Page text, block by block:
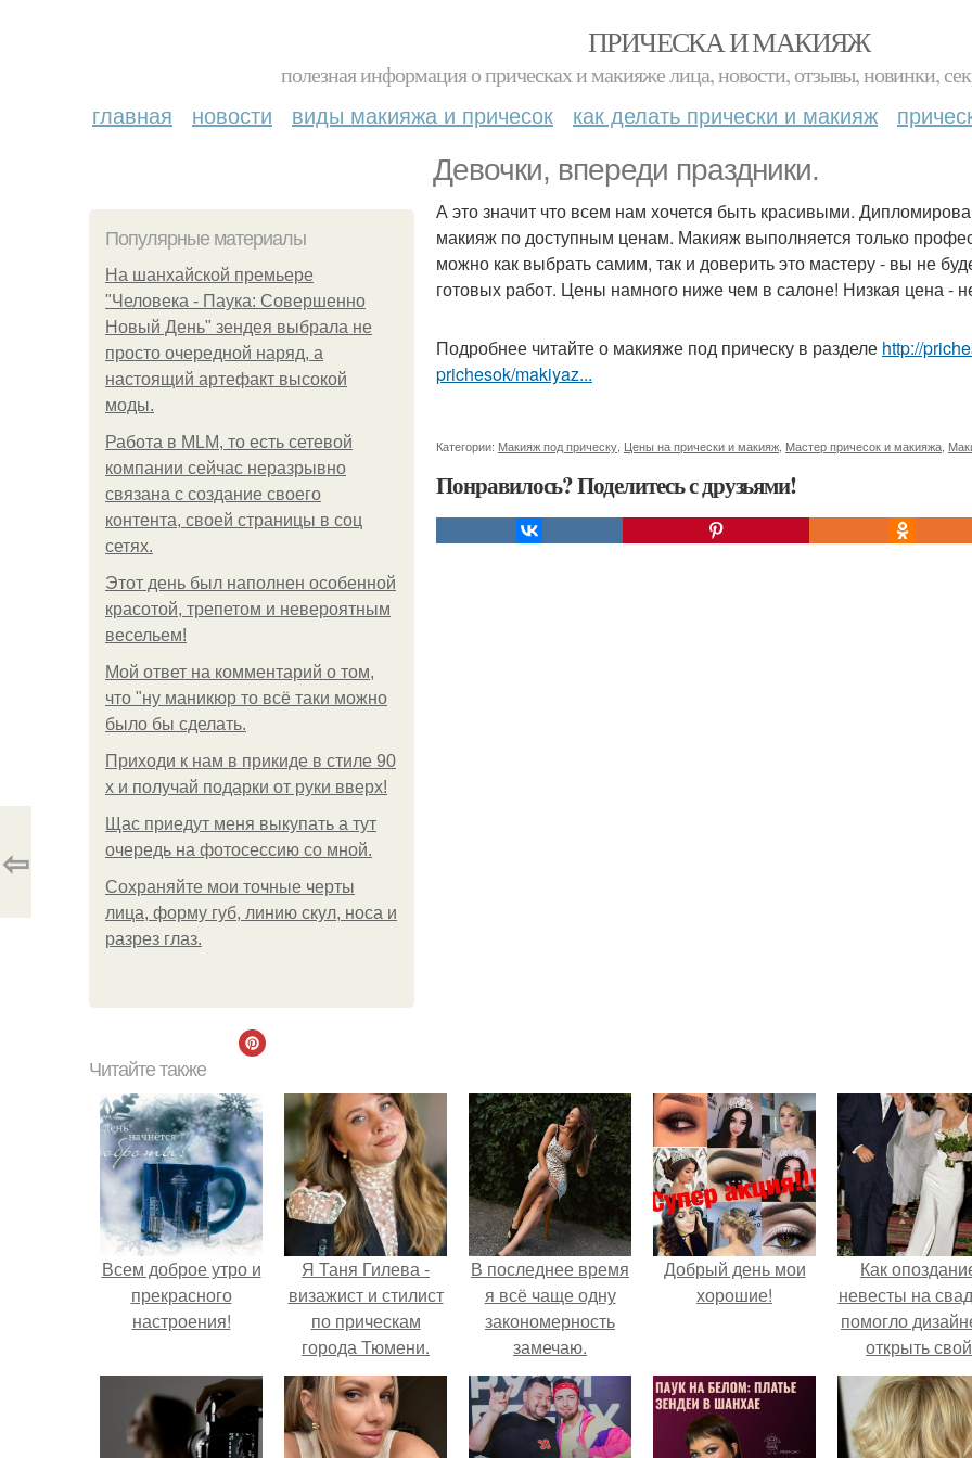
ПРИЧЕСКА И МАКИЯЖ
полезная информация о прическах и макияже лица, новости, отзывы, новинки,
главная новости виды макияжа и причесок как делать прически и макияж
Девочки, впереди праздники.
Популярные материалы
На шанхайской премьере
"Человека - Паука: Совершенно
Новый День" зендея выбрала не
просто очередной наряд, а
настоящий артефакт высокой
моды.
Работа в MLM, то есть сетевой
компании сейчас неразрывно
связана с создание своего
контента, своей страницы в соц
сетях.
Этот день был наполнен особенной
красотой, трепетом и невероятным
весельем!
Мой ответ на комментарий о том,
что "ну маникюр то всё таки можно
было бы сделать.
Приходи к нам в прикиде в стиле 90
х и получай подарки от руки вверх!
Щас приедут меня выкупать а тут
очередь на фотосессию со мной.
Сохраняйте мои точные черты
лица, форму губ, линию скул, носа и
разрез глаз.
А это значит что всем нам хочется быть красивыми.
макияж по доступным ценам. Макияж выполняется только
можно как выбрать самим, так и доверить это мастеру - вы не
готовых работ. Цены намного ниже чем в салоне! Низкая цена -
Подробнее читайте о макияже под прическу в разделе http://
prichesok/makiyaz...
Категории: Макияж под прическу Цены на прически и макияж Мастер причесок и макияжа
Понравилось? Поделитесь с друзьями!
⇦
Читайте также
Всем доброе утро и
прекрасного
настроения!
Я Таня Гилева -
визажист и стилист
по прическам
города Тюмени.
В последнее время
я всё чаще одну
закономерность
замечаю.
Добрый день мои
хорошие!
Как
невесты на
помогло
открыть свой
бренд.